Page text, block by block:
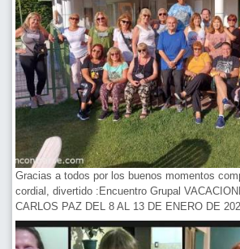
Gracias a todos por los buenos momentos
cordial, divertido :Encuentro Grupal
CARLOS PAZ DEL 8 AL 13 DE ENERO DE